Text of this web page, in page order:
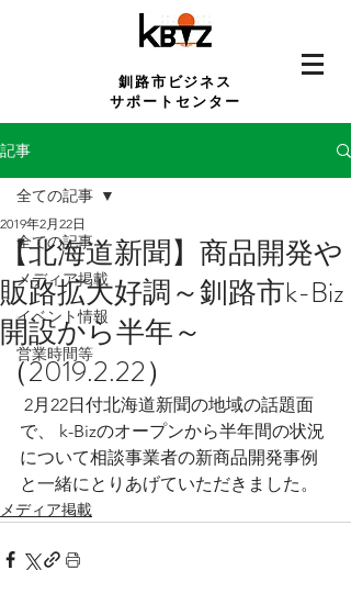
釧路市ビジネス
サポートセンター
記事
全ての記事
メディア掲載
イベント情報
営業時間等
全ての記事
【北海道新聞】商品開発や
販路拡大好調～釧路市k-Biz
開設から半年～
（2019.2.22）
2019年2月22日
で、 k-Bizのオープンから半年間の状況
について相談事業者の新商品開発事例
と一緒にとりあげていただきました。
メディア掲載